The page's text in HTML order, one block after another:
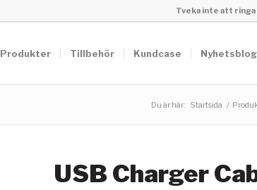
Tveka inte att
Produkter Tillbehör Kundcase
Du är här: Startsida /
USB Charger